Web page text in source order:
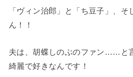
「ヴィン治郎」と「ち豆子」、
ん！！
夫は、胡蝶しのぶのファン……と
綺麗で好きなんです！